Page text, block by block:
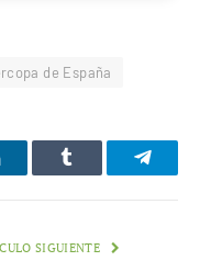
de España
Tumblr
SIGUIENTE